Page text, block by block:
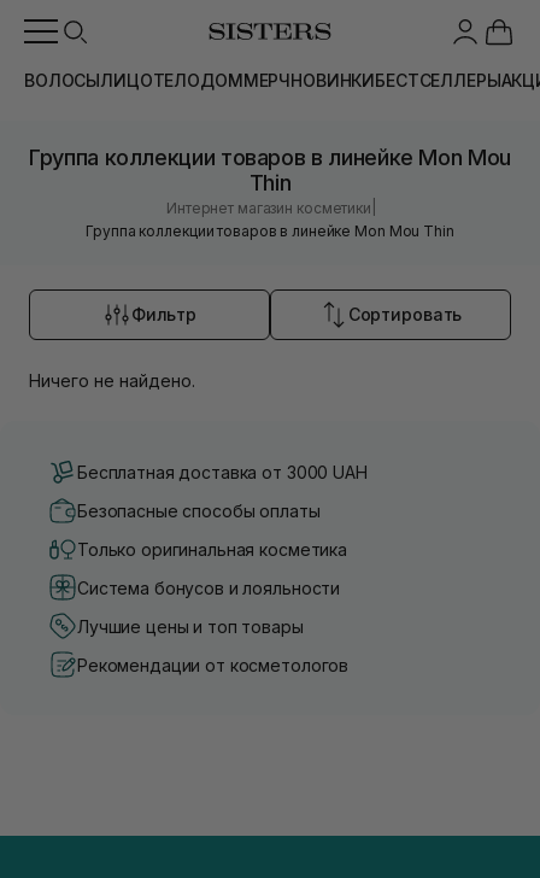
ВОЛОСЫЛИЦОТЕЛОДОММЕРЧНОВИНКИБЕСТСЕЛЛЕРЫ
Группа коллекции товаров в линейке Mon Mou
Thin
Интернет магазин косметики
Группа коллекции товаров в линейке Mon Mou Thin
Фильтр Сортировать
Ничего не найдено.
Бесплатная доставка от 3000 UAH
Безопасные способы оплаты
Только оригинальная косметика
Система бонусов и лояльности
Лучшие цены и топ товары
Рекомендации от косметологов